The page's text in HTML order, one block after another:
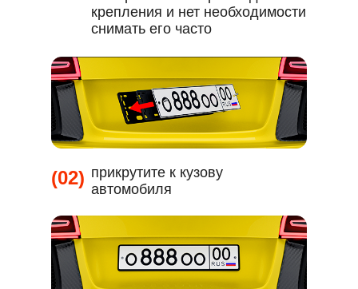
(02)
крепления и нет необходимости
снимать его часто
прикрутите к кузову
автомобиля